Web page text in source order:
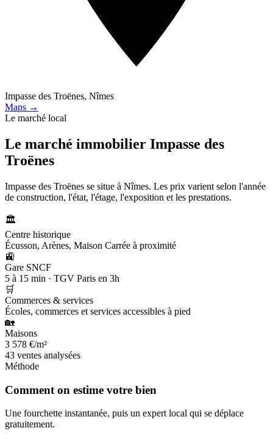
Impasse des Troënes, Nîmes
Maps →
Le marché local
Le marché immobilier Impasse des
Troënes
Impasse des Troënes se situe à Nîmes. Les prix varient selon l'année
de construction, l'état, l'étage, l'exposition et les prestations.
🏛️
Centre historique
Écusson, Arènes, Maison Carrée à proximité
🚉
Gare SNCF
5 à 15 min · TGV Paris en 3h
🛒
Commerces & services
Écoles, commerces et services accessibles à pied
🏡
Maisons
3 578 €/m²
43 ventes analysées
Méthode
Comment on estime votre bien
Une fourchette instantanée, puis un expert local qui se déplace
gratuitement.